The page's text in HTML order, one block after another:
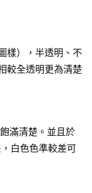
樣），半透明、不
較全透明更為清楚
滿清楚。並且於
白色色準較差可